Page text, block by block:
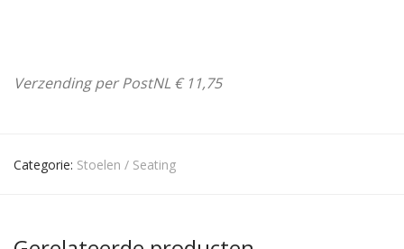
Verzending per PostNL € 11,75
Categorie: Stoelen / Seating